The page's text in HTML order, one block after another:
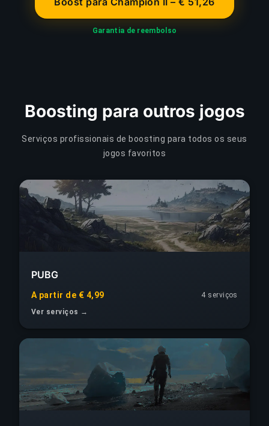
Garantia de reembolso
Boosting para outros jogos
Serviços profissionais de boosting para todos os seus
jogos favoritos
PUBG
A partir de € 4,99
4 serviços
Ver serviços →